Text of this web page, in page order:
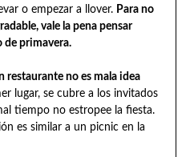
o empezar a llover. Para no
vale la pena pensar
de primavera.
restaurante no es mala idea
lugar, se cubre a los invitados
tiempo no estropee la fiesta.
es similar a un picnic en la